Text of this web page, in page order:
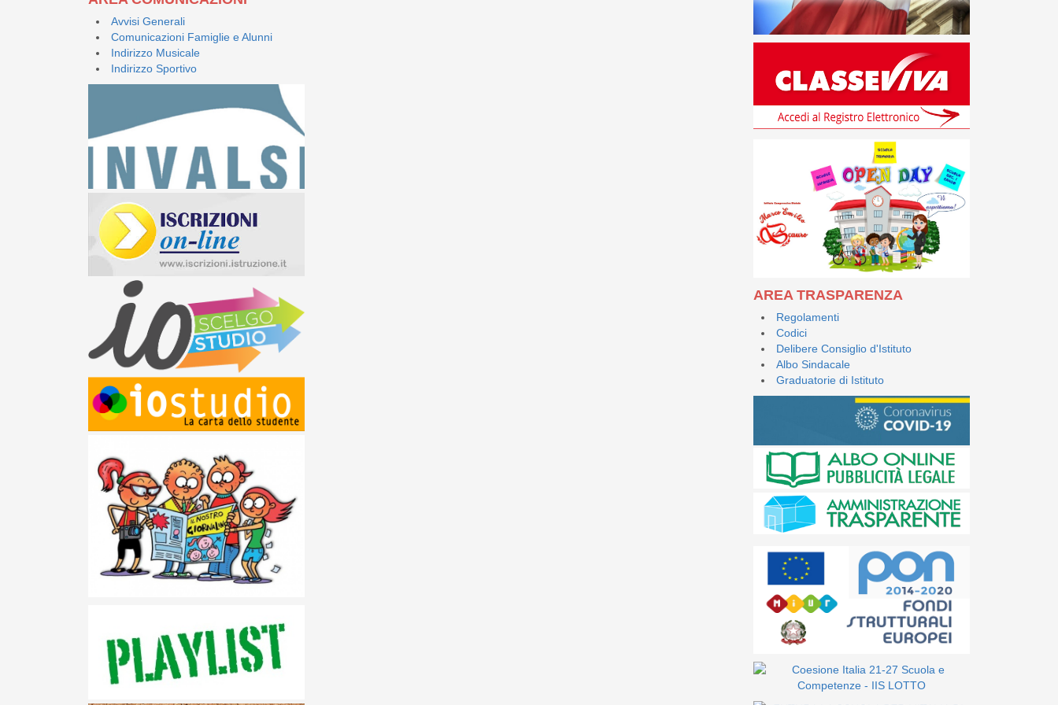
Avvisi Generali
Comunicazioni Famiglie e Alunni
Indirizzo Musicale
Indirizzo Sportivo
AREA TRASPARENZA
Regolamenti
Codici
Delibere Consiglio d'Istituto
Albo Sindacale
Graduatorie di Istituto